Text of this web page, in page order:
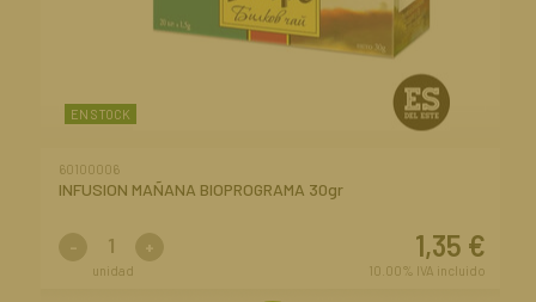
EN STOCK
60100006
INFUSION MAÑANA BIOPROGRAMA 30gr
1,35 €
10.00% IVA incluido
- +
unidad